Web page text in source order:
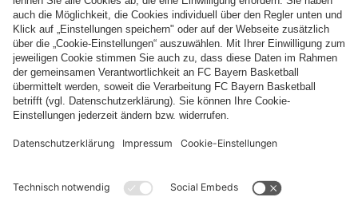
Torwart Sven Ulreich stark parieren (81.).
Kurz vor Schluss liegt dann der Heimsieg in der Luft: Nach
einem schönen Angriff über die linke Seite spielt Mathys Tel den
Ball in die Mitte. Dort steht Leon Goretzka, der zur 2:1-Führung
einschiebt. Doch in der Nachspielzeit bekommt Leverkusen
einen Elfmeter zugesprochen. Der Schütze verwandelt diesen
Im heutigen Spitzenspiel gibt es keinen Sieger: Der FC Bayern
bärenstarke Partie! Am Mittwoch wartet direkt das nächste